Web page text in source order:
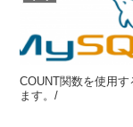
COUNT関数を使用
ます。/